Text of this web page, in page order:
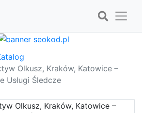
Olkusz, Kraków, Katowice –
Usługi Śledcze